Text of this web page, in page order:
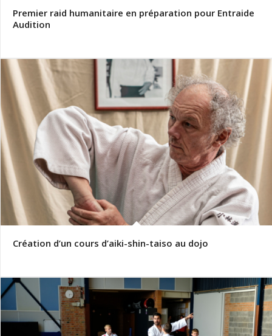
Premier raid humanitaire en préparation pour Entraide
Audition
Création d’un cours d’aiki-shin-taiso au dojo